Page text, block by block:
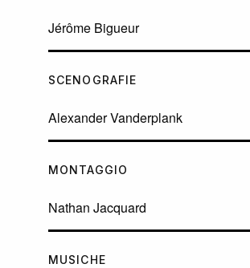
Jérôme Bigueur
SCENOGRAFIE
Alexander Vanderplank
MONTAGGIO
Nathan Jacquard
MUSICHE